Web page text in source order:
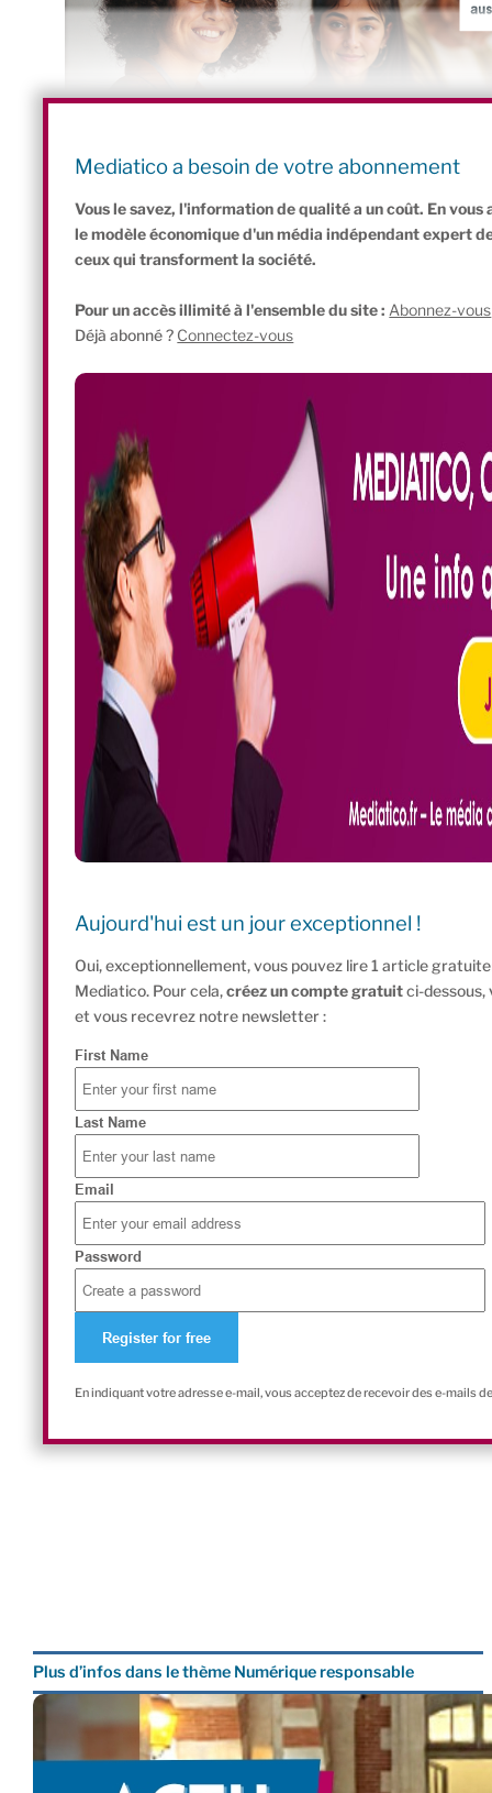
Le Fantastique Bazar accompagne pour sa part depuis 4 ans
Mediatico a besoin de votre abonnement
Vous le savez, l'information de qualité a un coût. En
le modèle économique d'un média indépendant expert
ceux qui transforment la société.
Pour un accès illimité à l'ensemble du site : Abonnez-vous
Déjà abonné ? Connectez-vous
Aujourd'hui est un jour exceptionnel !
Oui, exceptionnellement, vous pouvez lire 1 article
Mediatico. Pour cela,créez un compte gratuitci-dessous,
et vous recevrez notre newsletter :
First Name
Last Name
Email
Password
En indiquant votre adresse e-mail, vous acceptez de recevoir des e-mails
Plus d’infos dans le thème Numérique responsable